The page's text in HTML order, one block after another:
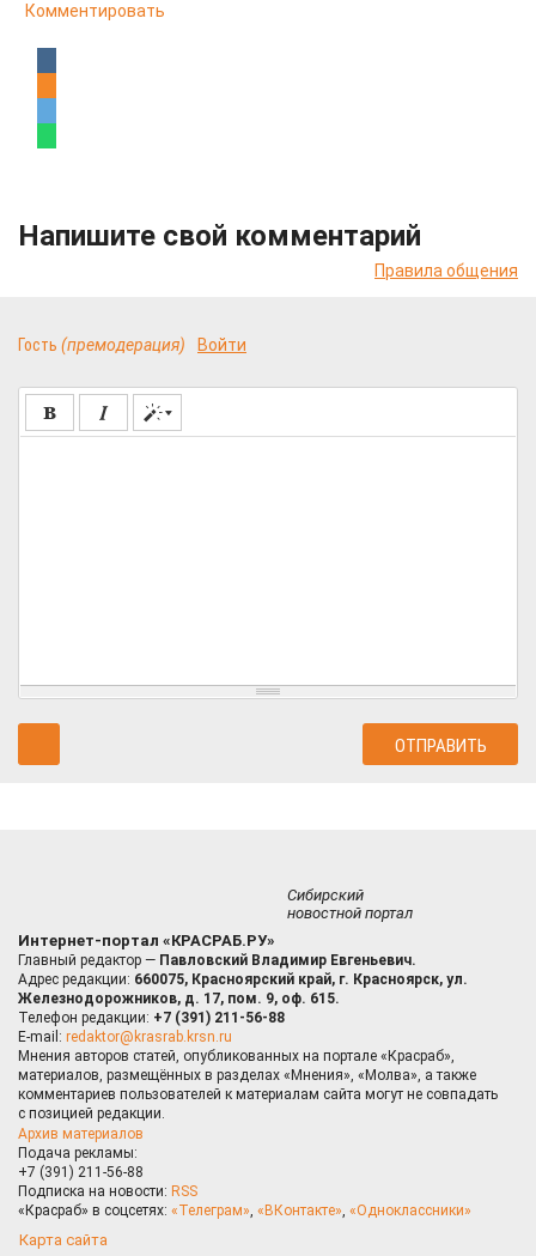
Комментировать
Напишите свой комментарий
Правила общения
Гость (премодерация) Войти
Сибирский
новостной портал
Интернет-портал «КРАСРАБ.РУ»
Главный редактор — Павловский Владимир Евгеньевич.
Адрес редакции: 660075, Красноярский край, г. Красноярск, ул.
Железнодорожников, д. 17, пом. 9, оф. 615.
Телефон редакции: +7 (391) 211-56-88
E-mail: redaktor@krasrab.krsn.ru
Мнения авторов статей, опубликованных на портале «Красраб»,
материалов, размещённых в разделах «Мнения», «Молва», а также
комментариев пользователей к материалам сайта могут не совпадать
с позицией редакции.
Архив материалов
Подача рекламы:
+7 (391) 211-56-88
Подписка на новости: RSS
«Красраб» в соцсетях: «Телеграм», «ВКонтакте», «Одноклассники»
Карта сайта